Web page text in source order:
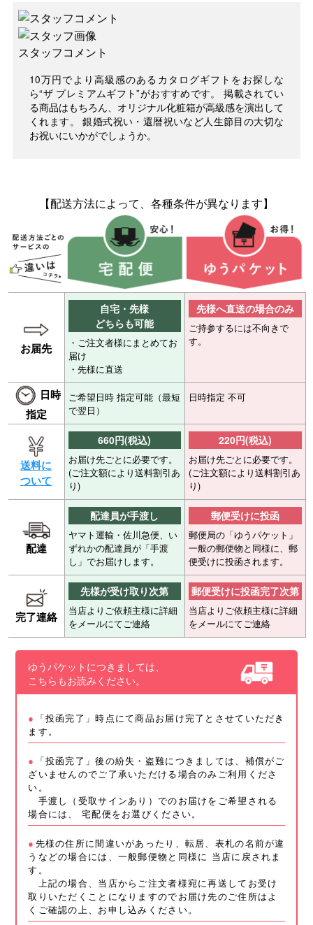
スタッフコメント
10万円でより高級感のあるカタログギフトをお探しな
ら“ザ プレミアムギフト”がおすすめです。 掲載されてい
る商品はもちろん、オリジナル化粧箱が高級感を演出して
くれます。 銀婚式祝い・還暦祝いなど人生節目の大切な
お祝いにいかがでしょうか。
【配送方法によって、各種条件が異なります】
お届先
自宅・先様
どちらも可能
・ご注文者様にまとめてお
届け
・先様に直送
先様へ直送の場合のみ
ご持参するには不向きで
す。
日時
指定
ご希望日時 指定可能（最短
で翌日）
日時指定 不可
送料に
ついて
660円(税込)
お届け先ごとに必要です。
(ご注文額により送料割引あ
り)
220円(税込)
お届け先ごとに必要です。
(ご注文額により送料割引あ
り)
配達
配達員が手渡し
ヤマト運輸・佐川急便、い
ずれかの配達員が「手渡
し」でお届けします。
郵便受けに投函
郵便局の「ゆうパケット」
一般の郵便物と同様に、郵
便受けに投函されます。
完了連絡
先様が受け取り次第
当店よりご依頼主様に詳細
をメールにてご連絡
郵便受けに投函完了次第
当店よりご依頼主様に詳細
をメールにてご連絡
ゆうパケットにつきましては、
こちらもお読みください。
「投函完了」時点にて商品お届け完了とさせていただき
ます。
「投函完了」後の紛失・盗難につきましては、補償がご
ざいませんのでご了承いただける場合のみご利用くださ
い。
手渡し（受取サインあり）でのお届けをご希望される
場合には、 宅配便をお選びください。
先様の住所に間違いがあったり、転居、表札の名前が違
うなどの場合には、一般郵便物と同様に 当店に戻されま
す。
上記の場合、当店からご注文者様宛に再送してお受け
取りいただくことになりますのでお届け先のご住所はよ
くご確認の上、お申し込みください。